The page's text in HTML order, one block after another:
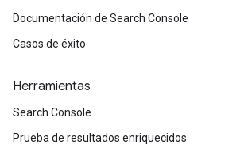
Documentación de Search Console
Casos de éxito
Herramientas
Search Console
Prueba de resultados enriquecidos